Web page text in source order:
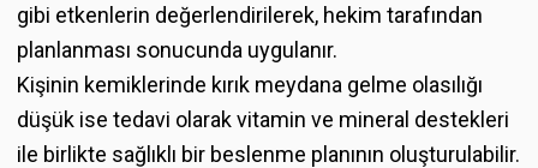
gibi etkenlerin değerlendirilerek, hekim tarafından
planlanması sonucunda uygulanır.
Kişinin kemiklerinde kırık meydana gelme olasılığı
düşük ise tedavi olarak vitamin ve mineral destekleri
ile birlikte sağlıklı bir beslenme planının oluşturulabilir.